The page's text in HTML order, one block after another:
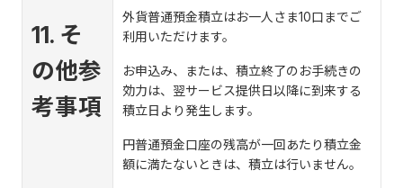
11. そ
の他参
考事項
外貨普通預金積立はお一人さま10口までご
利用いただけます。
お申込み、または、積立終了のお手続きの
効力は、翌サービス提供日以降に到来する
積立日より発生します。
円普通預金口座の残高が一回あたり積立金
額に満たないときは、積立は行いません。